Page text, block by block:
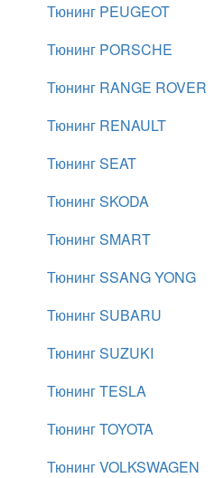
Тюнинг PEUGEOT
Тюнинг PORSCHE
Тюнинг RANGE ROVER
Тюнинг RENAULT
Тюнинг SEAT
Тюнинг SKODA
Тюнинг SMART
Тюнинг SSANG YONG
Тюнинг SUBARU
Тюнинг SUZUKI
Тюнинг TESLA
Тюнинг TOYOTA
Тюнинг VOLKSWAGEN